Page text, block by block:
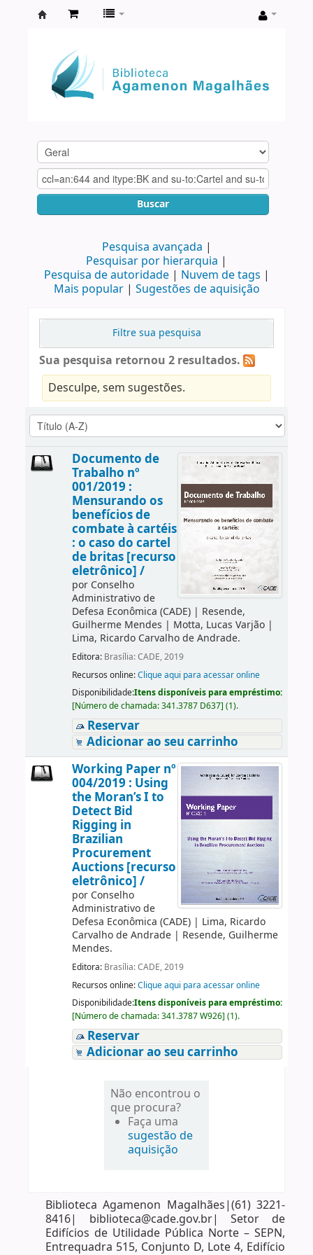
Agamenon
Magalhães
Buscar
Pesquisa avançada
Pesquisar por hierarquia
Pesquisa de autoridade
Nuvem de tags
Mais popular
Sugestões de aquisição
Filtre sua pesquisa
Sua pesquisa retornou 2 resultados.
Desculpe, sem sugestões.
Documento de
Trabalho nº
001/2019 :
Mensurando os
benefícios de
combate à cartéis
: o caso do cartel
de britas [recurso
eletrônico] /
por Conselho
Administrativo de
Defesa Econômica (CADE)| Resende,
Guilherme Mendes | Motta, Lucas Varjão|
Lima, Ricardo Carvalho de Andrade.
Editora: Brasília: CADE, 2019
Recursos online:Clique aqui para acessar online
Disponibilidade:Itens disponíveis para empréstimo:
[Número de chamada:341.3787 D637] (1).
Reservar
Adicionar ao seu carrinho
Working Paper nº
004/2019 : Using
the Moran’s I to
Detect Bid
Rigging in
Brazilian
Procurement
Auctions [recurso
eletrônico] /
por Conselho
Administrativo de
Defesa Econômica (CADE)| Lima, Ricardo
Carvalho de Andrade| Resende, Guilherme
Mendes.
Editora: Brasília: CADE, 2019
Recursos online:Clique aqui para acessar online
Disponibilidade:Itens disponíveis para empréstimo:
[Número de chamada:341.3787 W926] (1).
Reservar
Adicionar ao seu carrinho
Não encontrou o
que procura?
Faça uma
sugestão de
aquisição
Biblioteca Agamenon Magalhães|(61) 3221-
8416| biblioteca@cade.gov.br| Setor de
Edifícios de Utilidade Pública Norte – SEPN,
Entrequadra 515, Conjunto D, Lote 4, Edifício